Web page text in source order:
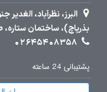
بذرپاچ)، ساختمان ستاره، طبقه 4،
02645408358
پشتیبانی 24 ساعته